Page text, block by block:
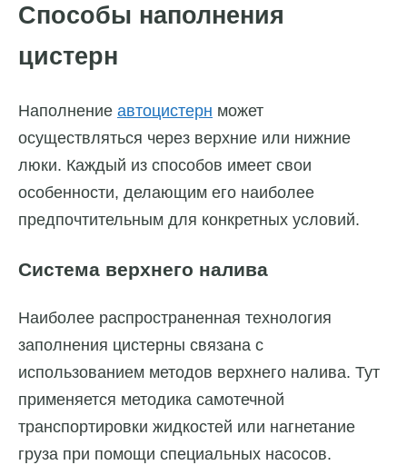
Способы наполнения
цистерн
Наполнение автоцистерн может
осуществляться через верхние или нижние
люки. Каждый из способов имеет свои
особенности, делающим его наиболее
предпочтительным для конкретных условий.
Система верхнего налива
Наиболее распространенная технология
заполнения цистерны связана с
использованием методов верхнего налива. Тут
применяется методика самотечной
транспортировки жидкостей или нагнетание
груза при помощи специальных насосов.